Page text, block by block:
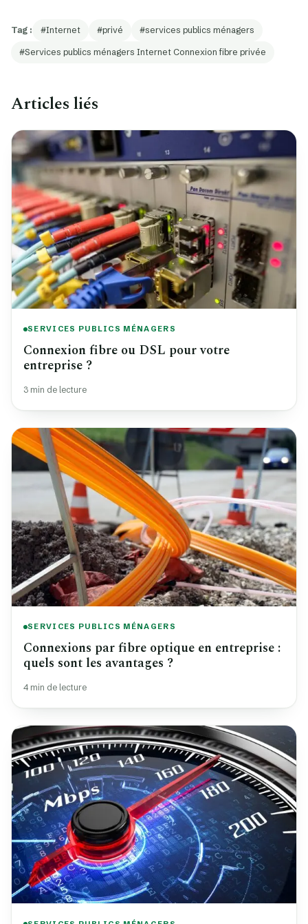
Tag : Internet privé services publics ménagers
Services publics ménagers Internet Connexion fibre privée
Articles liés
SERVICES PUBLICS MÉNAGERS
Connexion fibre ou DSL pour votre
entreprise ?
3 min de lecture
SERVICES PUBLICS MÉNAGERS
Connexions par fibre optique en entreprise :
quels sont les avantages ?
4 min de lecture